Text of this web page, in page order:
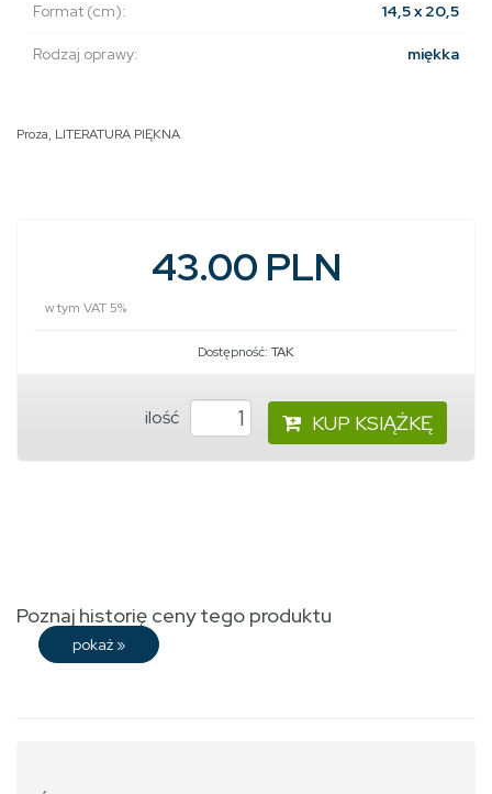
Format (cm): 14,5 x 20,5
Rodzaj oprawy: miękka
Proza, LITERATURA PIĘKNA
43.00 PLN
w tym VAT 5%
Dostępność: TAK
ilość KUP KSIĄŻKĘ
Poznaj historię ceny tego produktu
pokaż »